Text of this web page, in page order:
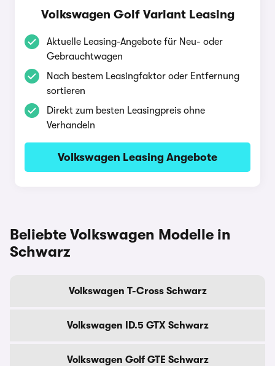
Volkswagen Golf Variant Leasing
Aktuelle Leasing-Angebote für Neu- oder
Gebrauchtwagen
Nach bestem Leasingfaktor oder Entfernung
sortieren
Direkt zum besten Leasingpreis ohne
Verhandeln
Volkswagen Leasing Angebote
Beliebte Volkswagen Modelle in
Schwarz
Volkswagen T-Cross Schwarz
Volkswagen ID.5 GTX Schwarz
Volkswagen Golf GTE Schwarz